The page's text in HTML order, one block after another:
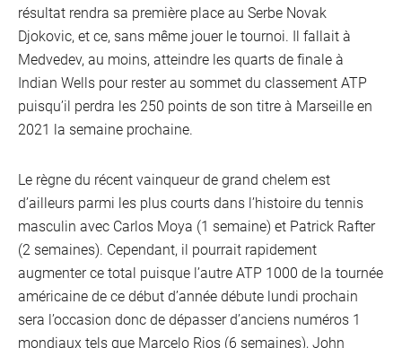
résultat rendra sa première place au Serbe Novak
Djokovic, et ce, sans même jouer le tournoi. Il fallait à
Medvedev, au moins, atteindre les quarts de finale à
Indian Wells pour rester au sommet du classement ATP
puisqu’il perdra les 250 points de son titre à Marseille en
2021 la semaine prochaine.
Le règne du récent vainqueur de grand chelem est
d’ailleurs parmi les plus courts dans l’histoire du tennis
masculin avec Carlos Moya (1 semaine) et Patrick Rafter
(2 semaines). Cependant, il pourrait rapidement
augmenter ce total puisque l’autre ATP 1000 de la tournée
américaine de ce début d’année débute lundi prochain
sera l’occasion donc de dépasser d’anciens numéros 1
mondiaux tels que Marcelo Rios (6 semaines), John